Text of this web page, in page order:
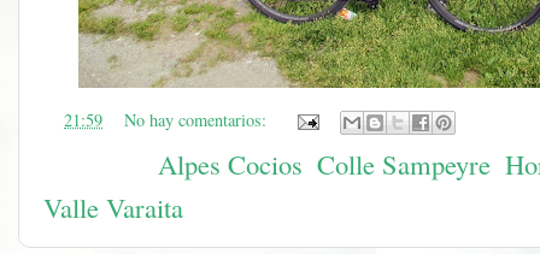
21:59 No hay comentarios:
Alpes Cocios Colle Sampeyre
Valle Varaita